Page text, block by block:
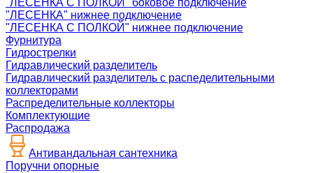
"ЛЕСЕНКА С ПОЛКОЙ" боковое подключение
"ЛЕСЕНКА" нижнее подключение
"ЛЕСЕНКА С ПОЛКОЙ" нижнее подключение
Фурнитура
Гидрострелки
Гидравлический разделитель
Гидравлический разделитель с распеделительными
коллекторами
Распределительные коллекторы
Комплектующие
Распродажа
Антивандальная сантехника
Поручни опорные